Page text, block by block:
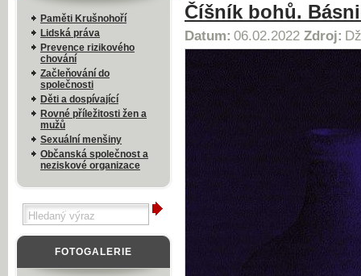
Číšník bohů.
Datum: 06.02.2022 Zdroj:
Paměti Krušnohoří
Lidská práva
Prevence rizikového
chování
Začleňování do
společnosti
Děti a dospívající
Rovné příležitosti žen a
mužů
Sexuální menšiny
Občanská společnost a
neziskové organizace
FOTOGALERIE